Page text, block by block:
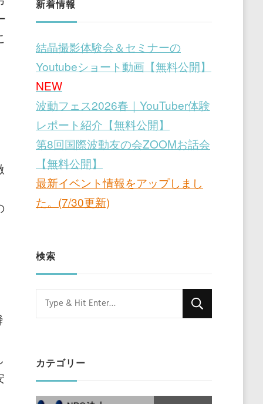
新着情報
結晶撮影体験会＆セミナーの
Youtubeショート動画【無料公開】
NEW
波動フェス2026春｜YouTuber体験
レポート紹介【無料公開】
第8回国際波動友の会ZOOMお話会
【無料公開】
最新イベント情報をアップしまし
た。(7/30更新)
検索
Looking
for
カテゴリー